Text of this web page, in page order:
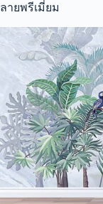
ลายพรีเมี่ยม